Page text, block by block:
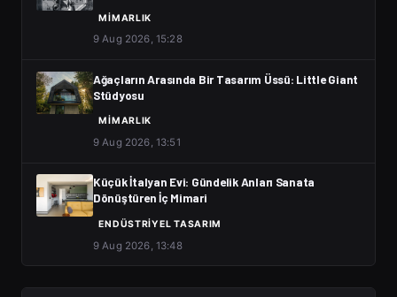
MIMARLIK
9 Aug 2026, 15:28
Ağaçların Arasında Bir Tasarım Üssü: Little Giant
Stüdyosu
MIMARLIK
9 Aug 2026, 13:51
Küçük İtalyan Evi: Gündelik Anları Sanata
Dönüştüren İç Mimari
ENDÜSTRIYEL TASARIM
9 Aug 2026, 13:48